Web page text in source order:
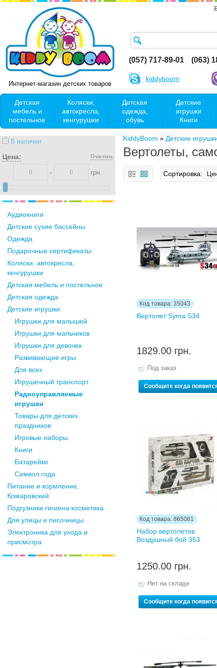
Интернет-магазин детских товаров
(057) 717-89-01 (063)
kiddyboom
Детская
мебель и
постельное
Коляски,
автокресла,
кенгурушки
Детская
одежда,
обувь
Детские
игрушки
Книги
В наличии
Очистить
Цена:
- грн.
Аудиокниги
Детские сухие бассейны
Одежда
Подарочные сертификаты
Коляски, автокресла,
кенгурушки
Детская мебель и постельное
Детская одежда
Детские игрушки
Игрушки для малышей
Игрушки для мальчиков
Игрушки для девочек
Развивающие игры
Для всех
Игрушечный транспорт
Радиоуправляемые
игрушки
Товары для детских
праздников
Игровые наборы
Книги
Батарейки
Символ года
Питание и кормление,
Комаровский
Подгузники гигиена косметика
Для улицы и песочницы
Электроника для ухода и
присмотра
KiddyBoom » Детские
Вертолеты,
Сортировка:
Код товара: 35043
Вертолет Syma S34
1829.00 грн.
Под заказ
Сообщите когда
Код товара: 865081
Набор вертолетов
Воздушный бой 353
1250.00 грн.
Нет на складе
Сообщите когда